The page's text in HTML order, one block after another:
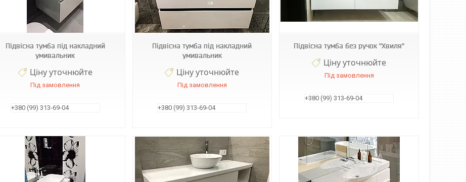
Підвісна тумба під накладний
умивальник
Ціну уточнюйте
Під замовлення
+380 (99) 313-69-04
Підвісна тумба під накладний
умивальник
Ціну уточнюйте
Під замовлення
+380 (99) 313-69-04
Т 67
Підвісна тумба без ручок "Хвиля"
Ціну уточнюйте
Під замовлення
+380 (99) 313-69-04